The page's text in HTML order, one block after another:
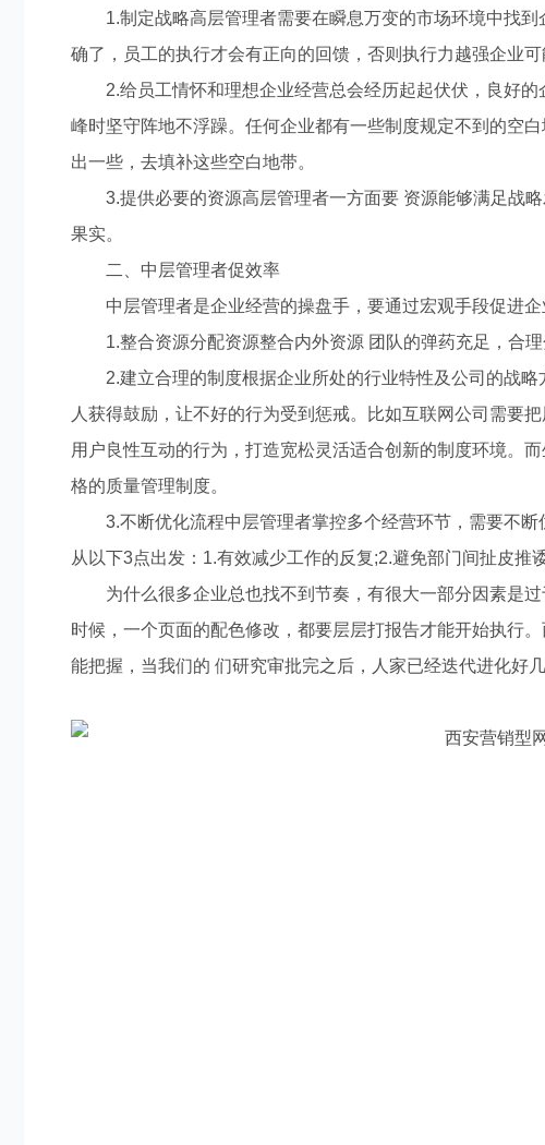
1.制定战略高层管理者需要在瞬息万变的市场环境中找到
确了，员工的执行才会有正向的回馈，否则执行力越强企业可
2.给员工情怀和理想企业经营总会经历起起伏伏，良好的
峰时坚守阵地不浮躁。任何企业都有一些制度规定不到的空
出一些，去填补这些空白地带。
3.提供必要的资源高层管理者一方面要 资源能够满足战略
果实。
二、中层管理者促效率
中层管理者是企业经营的操盘手，要通过宏观手段促进企
1.整合资源分配资源整合内外资源 团队的弹药充足，合理
2.建立合理的制度根据企业所处的行业特性及公司的战略
人获得鼓励，让不好的行为受到惩戒。比如互联网公司需要
用户良性互动的行为，打造宽松灵活适合创新的制度环境。
格的质量管理制度。
3.不断优化流程中层管理者掌控多个经营环节，需要不断
从以下3点出发：1.有效减少工作的反复;2.避免部门间扯皮推
为什么很多企业总也找不到节奏，有很大一部分因素是过
时候，一个页面的配色修改，都要层层打报告才能开始执行
能把握，当我们的 们研究审批完之后，人家已经迭代进化好几